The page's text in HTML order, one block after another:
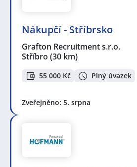
Nákupčí - Stříbrsko
Grafton Recruitment s.r.o.
Stříbro (30 km)
55 000 Kč Plný úvazek
Zveřejněno: 5. srpna